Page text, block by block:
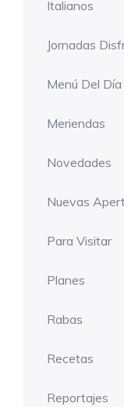
Italianos
Jornadas
Menú Del Día
Meriendas
Novedades
Nuevas
Para Visitar
Planes
Rabas
Recetas
Reportajes